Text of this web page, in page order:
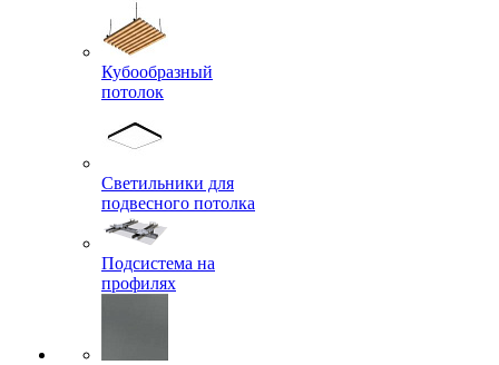
Кубообразный
потолок
Светильники для
подвесного потолка
Подсистема на
профилях